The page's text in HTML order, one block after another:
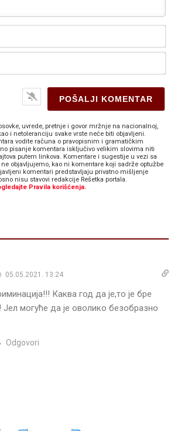
E-
uvrede, pretnje i govor mržnje na nacionalnoj,
i netoleranciju svake vrste neće biti objavljeni.
vodite računa o pravopisnim i gramatičkim
pisanje komentara isključivo velikim slovima niti
putem linkova. Komentare i sugestije u vezi sa
objavljujemo, kao ni komentare koji sadrže optužbe
komentari predstavljaju privatno mišljenje
nisu stavovi redakcije Rešetka portala.
Pravila korišćenja.
05.05.2021. 13:24
Каква год да је,то је бре
Јел могуће да је оволико безобразно
Odgovori